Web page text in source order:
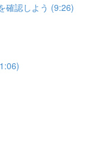
確認しよう (9:26)